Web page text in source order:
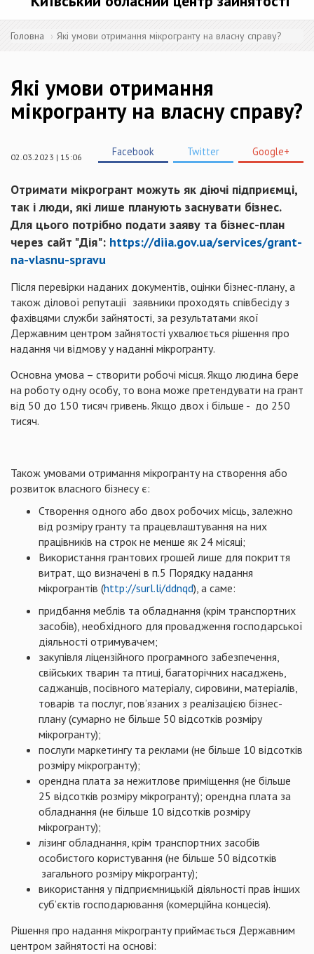
Головна Які умови отримання мікрогранту на власну справу?
Які умови отримання
мікрогранту на власну справу?
02.03.2023 | 15:06 Facebook Twitter Google+
Отримати мікрогрант можуть як діючі підприємці,
так і люди, які лише планують заснувати бізнес.
Для цього потрібно подати заяву та бізнес-план
через сайт "Дія": https://diia.gov.ua/services/grant-
na-vlasnu-spravu
Після перевірки наданих документів, оцінки бізнес-плану, а
також ділової репутації заявники проходять співбесіду з
фахівцями служби зайнятості, за результатами якої
Державним центром зайнятості ухвалюється рішення про
надання чи відмову у наданні мікрогранту.
Основна умова – створити робочі місця. Якщо людина бере
на роботу одну особу, то вона може претендувати на грант
від 50 до 150 тисяч гривень. Якщо двох і більше - до 250
тисяч.
Також умовами отримання мікрогранту на створення або
розвиток власного бізнесу є:
Створення одного або двох робочих місць, залежно
від розміру гранту та працевлаштування на них
працівників на строк не менше як 24 місяці;
Використання грантових грошей лише для покриття
витрат, що визначені в п.5 Порядку надання
мікрогрантів (http://surl.li/ddnqd), а саме:
придбання меблів та обладнання (крім транспортних
засобів), необхідного для провадження господарської
діяльності отримувачем;
закупівля ліцензійного програмного забезпечення,
свійських тварин та птиці, багаторічних насаджень,
саджанців, посівного матеріалу, сировини, матеріалів,
товарів та послуг, пов’язаних з реалізацією бізнес-
плану (сумарно не більше 50 відсотків розміру
мікрогранту);
послуги маркетингу та реклами (не більше 10 відсотків
розміру мікрогранту);
орендна плата за нежитлове приміщення (не більше
25 відсотків розміру мікрогранту); орендна плата за
обладнання (не більше 10 відсотків розміру
мікрогранту);
лізинг обладнання, крім транспортних засобів
особистого користування (не більше 50 відсотків
загального розміру мікрогранту);
використання у підприємницькій діяльності прав інших
суб’єктів господарювання (комерційна концесія).
Рішення про надання мікрогранту приймається Державним
центром зайнятості на основі: